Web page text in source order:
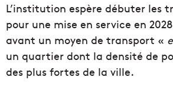
L’institution espère débuter les
pour une mise en service en
avant un moyen de transport «
un quartier dont la densité de
des plus fortes de la ville.